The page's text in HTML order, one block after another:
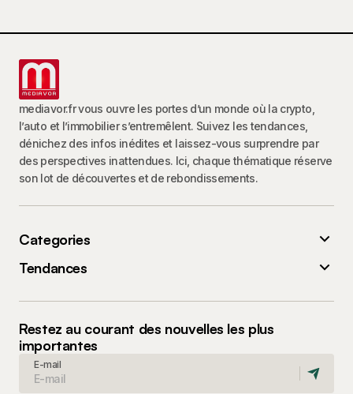
mediavor.fr vous ouvre les portes d’un monde où la crypto,
l’auto et l’immobilier s’entremêlent. Suivez les tendances,
dénichez des infos inédites et laissez-vous surprendre par
des perspectives inattendues. Ici, chaque thématique réserve
son lot de découvertes et de rebondissements.
Categories
Tendances
Restez au courant des nouvelles les plus
importantes
E-mail